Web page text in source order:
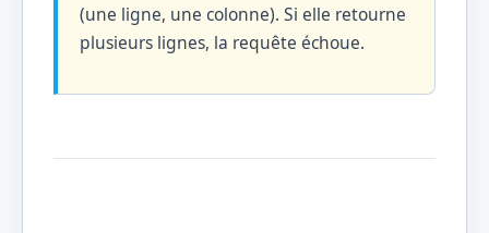
(une ligne, une colonne). Si elle retourne
plusieurs lignes, la requête échoue.